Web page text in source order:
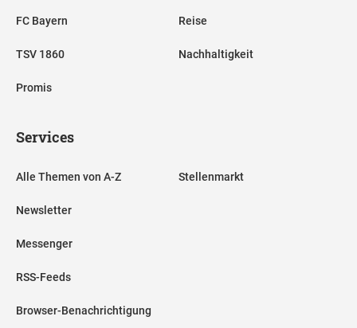
FC Bayern
TSV 1860
Promis
Reise
Nachhaltigkeit
Services
Alle Themen von A-Z
Newsletter
Messenger
RSS-Feeds
Browser-Benachrichtigung
Stellenmarkt